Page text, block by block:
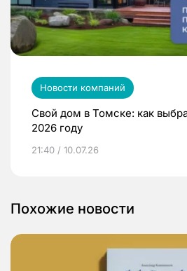
Новости компаний
Свой дом в Томске: как
2026 году
21:40 / 10.07.26
Похожие новости